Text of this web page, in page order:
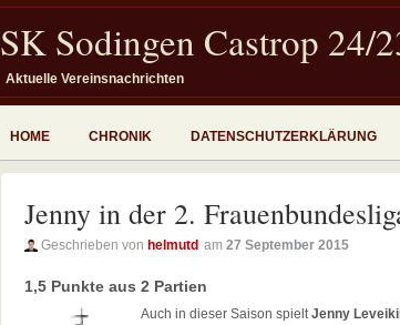
SK Sodingen Castrop 24/
Aktuelle Vereinsnachrichten
HOME CHRONIK DATENSCHUTZERKLÄRUNG
Jenny in der 2.
Geschrieben von helmutd am 27 September 2015
1,5 Punkte aus 2 Partien
Auch in dieser Saison spieltJenny